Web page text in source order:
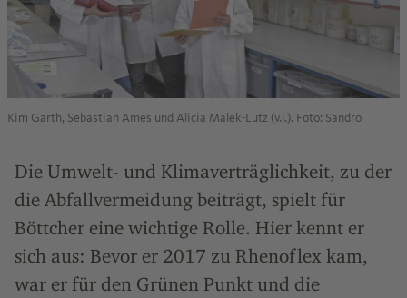
Kim Garth, Sebastian Ames und Alicia Malek-Lutz (v.l.). Foto: Sandro
Die Umwelt- und Klimaverträglichkeit, zu der
die Abfallvermeidung beiträgt, spielt für
Böttcher eine wichtige Rolle. Hier kennt er
sich aus: Bevor er 2017 zu Rhenoflex kam,
war er für den Grünen Punkt und die